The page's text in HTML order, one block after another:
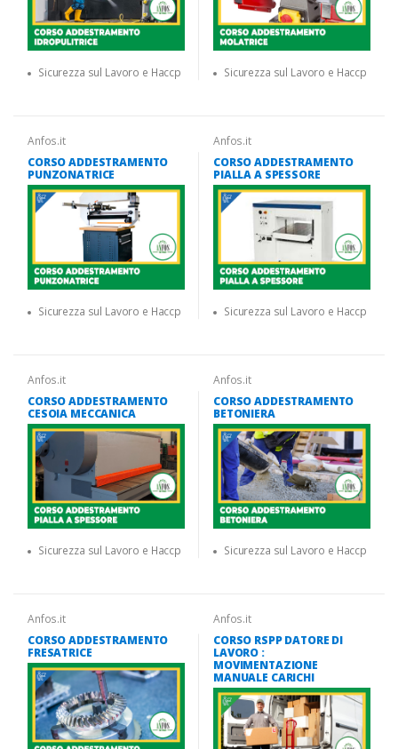
Sicurezza sul Lavoro e Haccp Sicurezza sul Lavoro e Haccp
Anfos.it
CORSO ADDESTRAMENTO
PUNZONATRICE
Sicurezza sul Lavoro e Haccp
Anfos.it
CORSO ADDESTRAMENTO
PIALLA A SPESSORE
Sicurezza sul Lavoro e Haccp
Anfos.it
CORSO ADDESTRAMENTO
CESOIA MECCANICA
Sicurezza sul Lavoro e Haccp
Anfos.it
CORSO ADDESTRAMENTO
BETONIERA
Sicurezza sul Lavoro e Haccp
Anfos.it
CORSO ADDESTRAMENTO
FRESATRICE
Anfos.it
CORSO RSPP DATORE DI
LAVORO :
MOVIMENTAZIONE
MANUALE CARICHI